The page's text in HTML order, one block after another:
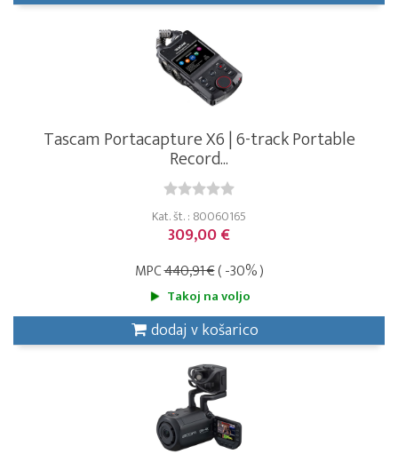
Tascam Portacapture X6 | 6-track Portable
Record...
Kat. št. : 80060165
309,00 €
MPC440,91 €( -30% )
Takoj na voljo
dodaj v košarico